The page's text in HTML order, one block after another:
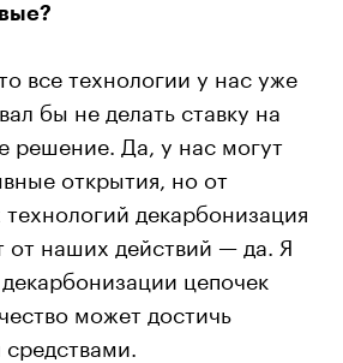
все технологии у нас уже
бы не делать ставку на
решение. Да, у нас могут
открытия, но от
декарбонизация
от наших действий — да. Я
цепочек
может достичь